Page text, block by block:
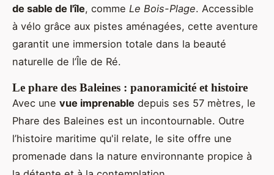
de sable de l'île, comme Le Bois-Plage. Accessible
à vélo grâce aux pistes aménagées, cette aventure
garantit une immersion totale dans la beauté
naturelle de l’Île de Ré.
Le phare des Baleines : panoramicité et histoire
Avec une vue imprenable depuis ses 57 mètres, le
Phare des Baleines est un incontournable. Outre
l’histoire maritime qu'il relate, le site offre une
promenade dans la nature environnante propice à